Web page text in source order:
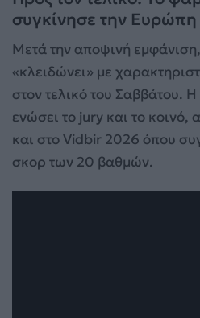
συγκίνησε την Ευρώπη
Μετά την αποψινή
«κλειδώνει» με
στον τελικό του Σαββάτου.
ενώσει το jury και το
και στο Vidbir 2026 όπου
σκορ των 20 βαθμών.